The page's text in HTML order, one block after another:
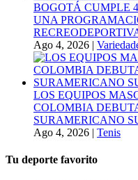
BOGOTÁ CUMPLE
UNA
Ago 4, 2026 |
LOS EQUIPOS
COLOMBIA
SURAMERICANO
Ago 4, 2026 | Tenis
Tu deporte favorito